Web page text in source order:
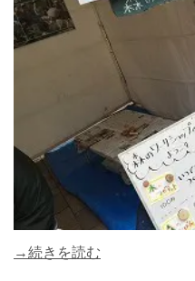
→続きを読む